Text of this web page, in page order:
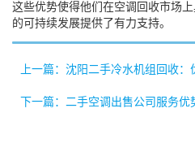
这些优势使得他们在空调回收市场
的可持续发展提供了有力支持。
上一篇：沈阳二手冷水机组回收
下一篇：二手空调出售公司服务优